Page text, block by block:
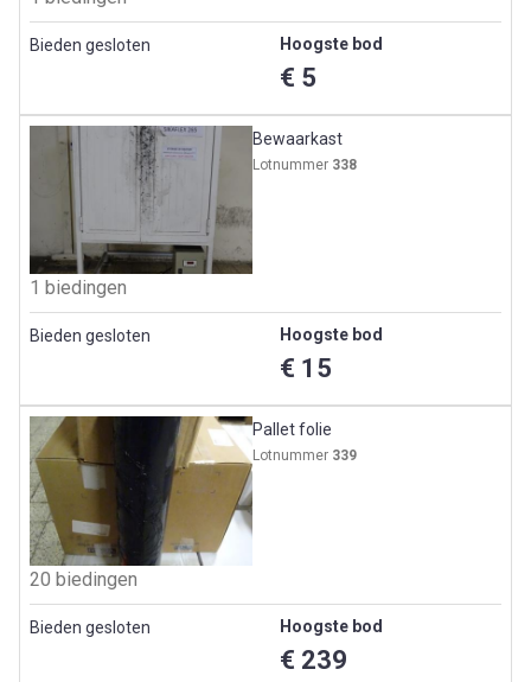
Bieden gesloten Hoogste bod
€ 5
Bewaarkast
Lotnummer 338
1 biedingen
Bieden gesloten Hoogste bod
€ 15
Pallet folie
Lotnummer 339
20 biedingen
Bieden gesloten Hoogste bod
€ 239